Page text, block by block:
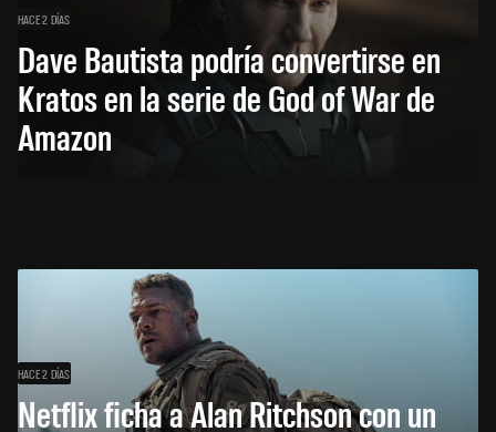
HACE 2 DÍAS
Dave Bautista podría convertirse en
Kratos en la serie de God of War de
Amazon
HACE 2 DÍAS
Netflix ficha a Alan Ritchson con un